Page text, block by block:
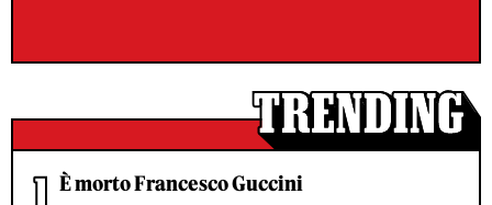
È morto Francesco Guccini